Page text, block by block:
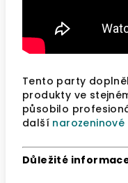
Tento party
produkty ve
působilo
další
Důležité